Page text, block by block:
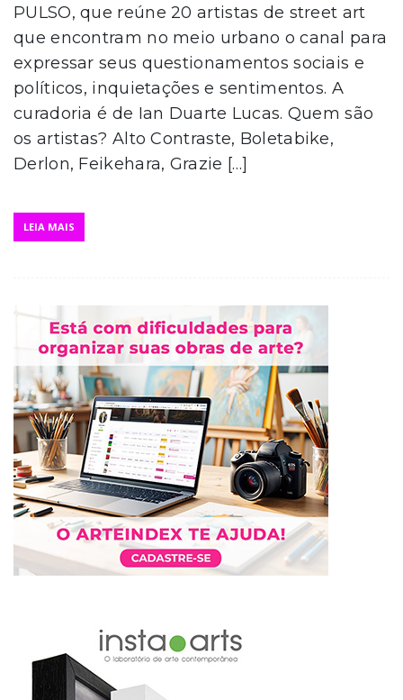
PULSO, que reúne 20 artistas de street art
que encontram no meio urbano o canal para
expressar seus questionamentos sociais e
políticos, inquietações e sentimentos. A
curadoria é de Ian Duarte Lucas. Quem são
os artistas? Alto Contraste, Boletabike,
Derlon, Feikehara, Grazie […]
LEIA MAIS